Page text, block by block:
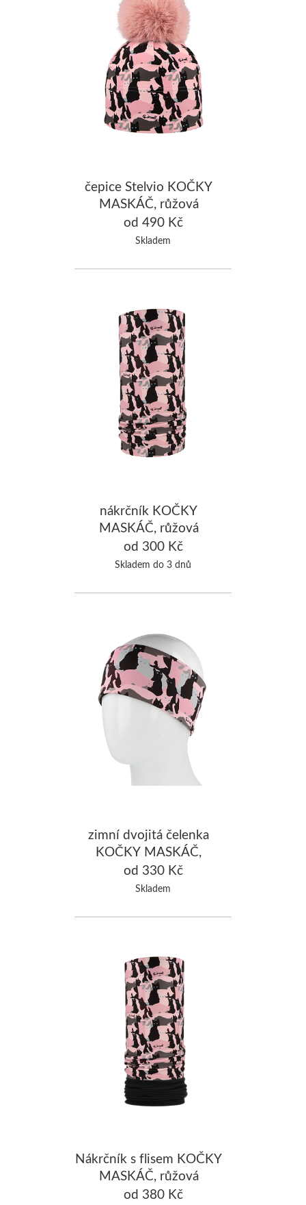
čepice Stelvio KOČKY
MASKÁČ, růžová
od 490 Kč
Skladem
nákrčník KOČKY
MASKÁČ, růžová
od 300 Kč
Skladem do 3 dnů
zimní dvojitá čelenka
KOČKY MASKÁČ,
růžová
od 330 Kč
Skladem
Nákrčník s flisem KOČKY
MASKÁČ, růžová
od 380 Kč